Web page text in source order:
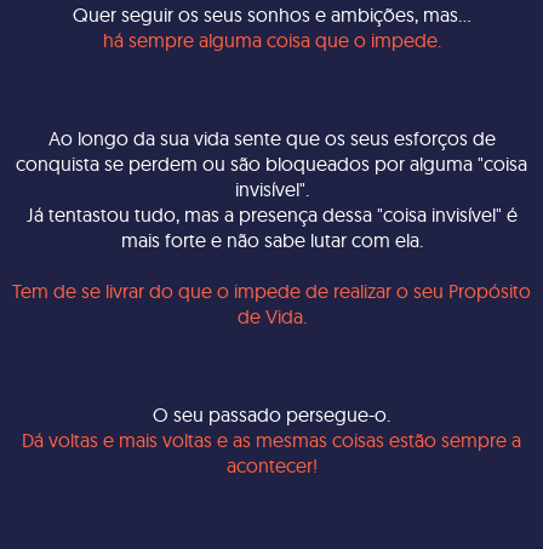
Quer seguir os seus sonhos e ambições, mas...
há sempre alguma coisa que o impede.
Ao longo da sua vida sente que os seus esforços de
conquista se perdem ou são bloqueados por alguma "coisa
invisível".
Já tentastou tudo, mas a presença dessa "coisa invisível" é
mais forte e não sabe lutar com ela.
Tem de se livrar do que o impede de realizar o seu Propósito
de Vida.
O seu passado persegue-o.
Dá voltas e mais voltas e as mesmas coisas estão sempre a
acontecer!